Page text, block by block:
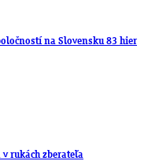
na Slovensku 83 hier
rukách zberateľa